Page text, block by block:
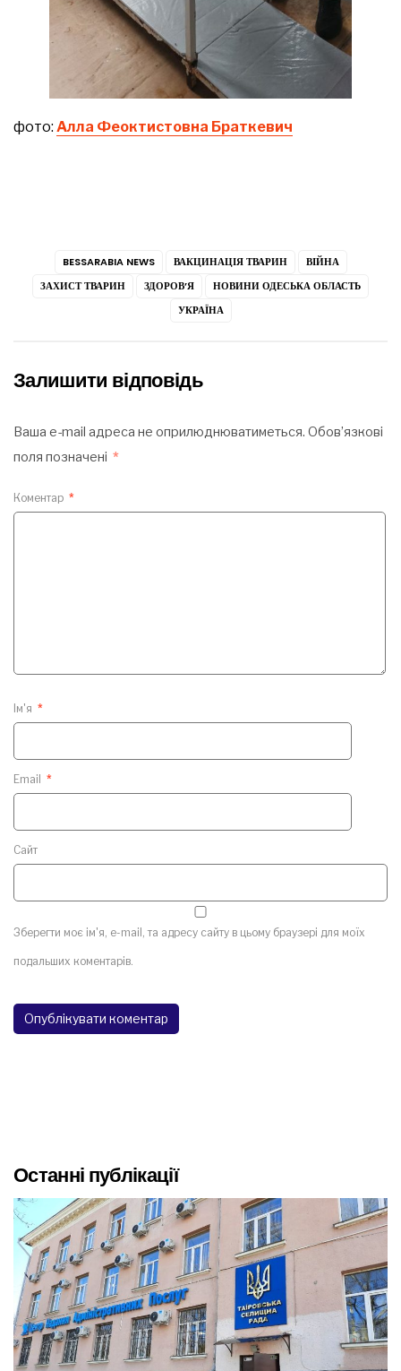
фото: Алла Феоктистовна Браткевич
BESSARABIA NEWS ВАКЦИНАЦІЯ ТВАРИН
ВІЙНА
ЗАХИСТ ТВАРИН
ЗДОРОВ’Я
НОВИНИ ОДЕСЬКА ОБЛАСТЬ
УКРАЇНА
Залишити відповідь
Ваша e-mail адреса не оприлюднюватиметься. Обов’язкові
поля позначені *
Коментар *
Ім'я *
Email *
Сайт
Зберегти моє ім'я, e-mail, та адресу сайту в цьому браузері для моїх
подальших коментарів.
Останні публікації